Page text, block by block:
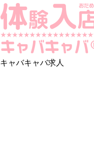
キャバキャバ求人